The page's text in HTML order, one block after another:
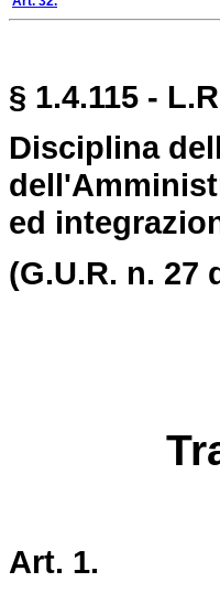
§ 1.4.115 -
Disciplina
ed
(G.U.R. n. 27
Art. 1.